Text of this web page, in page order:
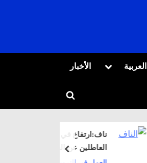
العربية Toggle
Русский
الأخبار
Toggle
ناف:ارتفاع في أعداد
العاطلين عن العمل فيprev